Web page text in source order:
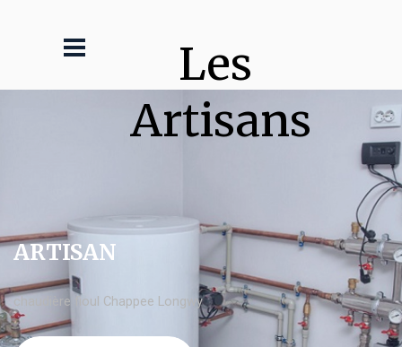
Les
Artisans
ARTISAN
chaudière fioul Chappee Longwy